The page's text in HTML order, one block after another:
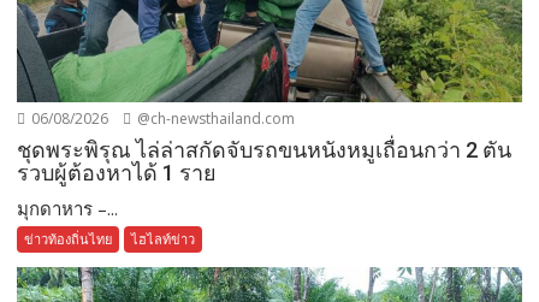
06/08/2026 @ch-newsthailand.com
ชุดพระพิรุณ ไล่ล่าสกัดจับรถขนหนังหมูเถื่อนกว่า 2 ตัน
รวบผู้ต้องหาได้ 1 ราย
มุกดาหาร –...
ข่าวท้องถิ่นไทย ไฮไลท์ข่าว